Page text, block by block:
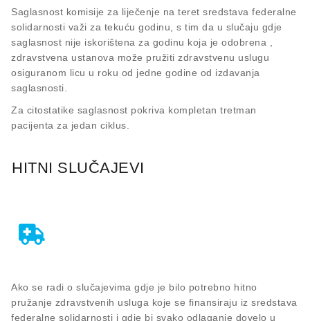
Saglasnost komisije za liječenje na teret sredstava federalne
solidarnosti važi za tekuću godinu, s tim da u slučaju gdje
saglasnost nije iskorištena za godinu koja je odobrena ,
zdravstvena ustanova može pružiti zdravstvenu uslugu
osiguranom licu u roku od jedne godine od izdavanja
saglasnosti.
Za citostatike saglasnost pokriva kompletan tretman
pacijenta za jedan ciklus.
HITNI SLUČAJEVI
Ako se radi o slučajevima gdje je bilo potrebno hitno
pružanje zdravstvenih usluga koje se finansiraju iz sredstava
federalne solidarnosti i gdje bi svako odlaganje dovelo u